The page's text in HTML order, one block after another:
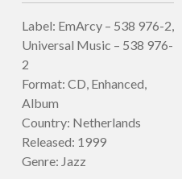
Label: EmArcy – 538 976-2,
Universal Music – 538 976-
2
Format: CD, Enhanced,
Album
Country: Netherlands
Released: 1999
Genre: Jazz